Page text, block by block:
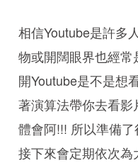
相信Youtube是許多
物或開闊眼界也經
開Youtube是不是想
著演算法帶你去看
體會阿!!! 所以準備了
接下來會定期依次為